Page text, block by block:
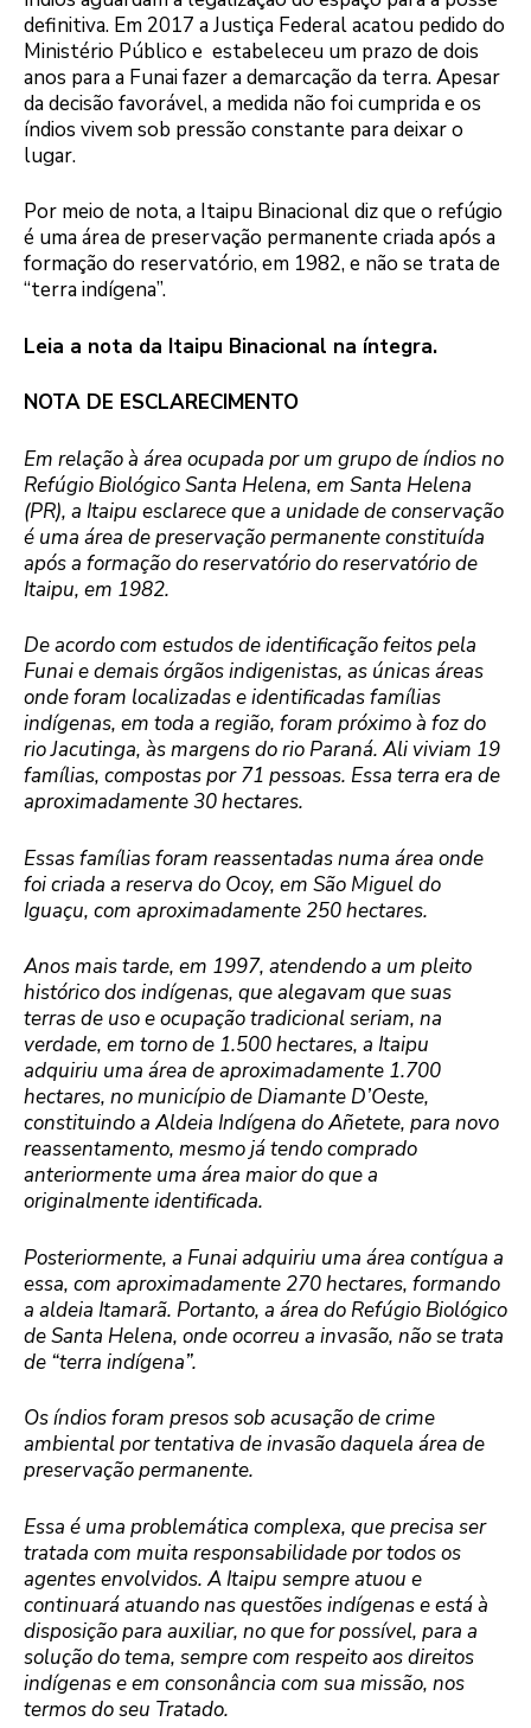
definitiva. Em 2017 a Justiça Federal acatou pedido do
Ministério Público e estabeleceu um prazo de dois
anos para a Funai fazer a demarcação da terra. Apesar
da decisão favorável, a medida não foi cumprida e os
índios vivem sob pressão constante para deixar o
lugar.
Por meio de nota, a Itaipu Binacional diz que o refúgio
é uma área de preservação permanente criada após a
formação do reservatório, em 1982, e não se trata de
“terra indígena”.
Leia a nota da Itaipu Binacional na íntegra.
NOTA DE ESCLARECIMENTO
Em relação à área ocupada por um grupo de índios no
Refúgio Biológico Santa Helena, em Santa Helena
(PR), a Itaipu esclarece que a unidade de conservação
é uma área de preservação permanente constituída
após a formação do reservatório do reservatório de
Itaipu, em 1982.
De acordo com estudos de identificação feitos pela
Funai e demais órgãos indigenistas, as únicas áreas
onde foram localizadas e identificadas famílias
indígenas, em toda a região, foram próximo à foz do
rio Jacutinga, às margens do rio Paraná. Ali viviam 19
famílias, compostas por 71 pessoas. Essa terra era de
aproximadamente 30 hectares.
Essas famílias foram reassentadas numa área onde
foi criada a reserva do Ocoy, em São Miguel do
Iguaçu, com aproximadamente 250 hectares.
Anos mais tarde, em 1997, atendendo a um pleito
histórico dos indígenas, que alegavam que suas
terras de uso e ocupação tradicional seriam, na
verdade, em torno de 1.500 hectares, a Itaipu
adquiriu uma área de aproximadamente 1.700
hectares, no município de Diamante D’Oeste,
constituindo a Aldeia Indígena do Añetete, para novo
reassentamento, mesmo já tendo comprado
anteriormente uma área maior do que a
originalmente identificada.
Posteriormente, a Funai adquiriu uma área contígua a
essa, com aproximadamente 270 hectares, formando
a aldeia Itamarã. Portanto, a área do Refúgio Biológico
de Santa Helena, onde ocorreu a invasão, não se trata
de “terra indígena”.
Os índios foram presos sob acusação de crime
ambiental por tentativa de invasão daquela área de
preservação permanente.
Essa é uma problemática complexa, que precisa ser
tratada com muita responsabilidade por todos os
agentes envolvidos. A Itaipu sempre atuou e
continuará atuando nas questões indígenas e está à
disposição para auxiliar, no que for possível, para a
solução do tema, sempre com respeito aos direitos
indígenas e em consonância com sua missão, nos
termos do seu Tratado.